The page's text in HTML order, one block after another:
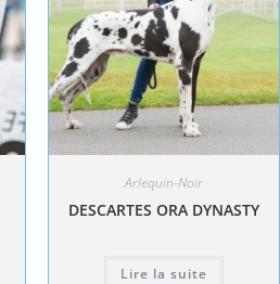
Arlequin-Noir
DESCARTES ORA DYNASTY
Lire la suite